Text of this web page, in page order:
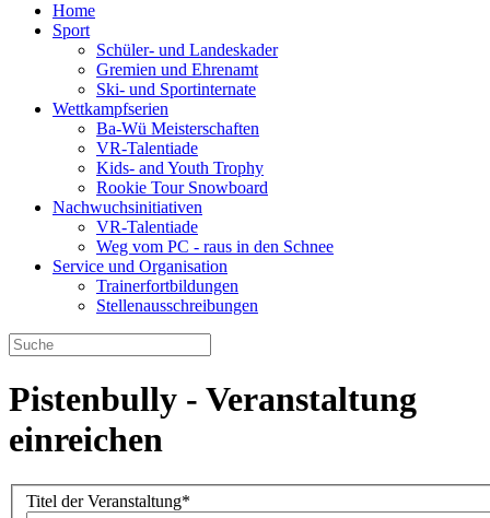
Home
Sport
Schüler- und Landeskader
Gremien und Ehrenamt
Ski- und Sportinternate
Wettkampfserien
Ba-Wü Meisterschaften
VR-Talentiade
Kids- and Youth Trophy
Rookie Tour Snowboard
Nachwuchsinitiativen
VR-Talentiade
Weg vom PC - raus in den Schnee
Service und Organisation
Trainerfortbildungen
Stellenausschreibungen
Pistenbully - Veranstaltung
einreichen
Titel der Veranstaltung*